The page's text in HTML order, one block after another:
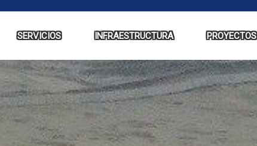
SERVICIOS INFRAESTRUCTURA PROYECTOS